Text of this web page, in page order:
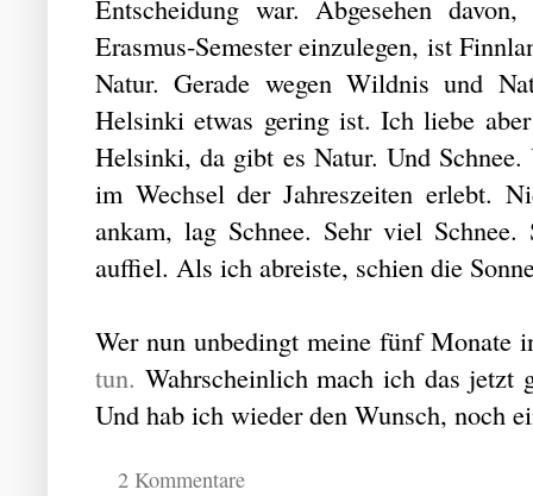
Entscheidung war. Abgesehen
Erasmus-Semester einzulegen, ist
Natur. Gerade wegen Wildnis und
Helsinki etwas gering ist. Ich liebe
Helsinki, da gibt es Natur. Und
im Wechsel der Jahreszeiten erlebt.
ankam, lag Schnee. Sehr viel
auffiel. Als ich abreiste, schien die
Wer nun unbedingt meine fünf Monate
tun. Wahrscheinlich mach ich das
Und hab ich wieder den Wunsch, noch
2 Kommentare